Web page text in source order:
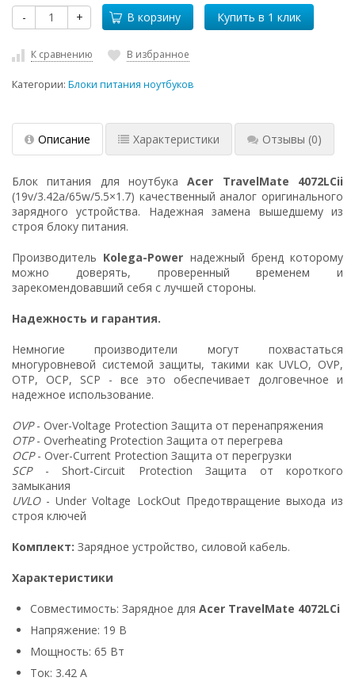
- + В корзину
К сравнению В избранное
Категории: Блоки питания ноутбуков
Описание Характеристики Отзывы (0)
Блок питания для ноутбукаAcer TravelMate 4072LCii
(19v/3.42a/65w/5.5×1.7) качественный аналог оригинального
зарядного устройства. Надежная замена вышедшему из
строя блоку питания.
Производитель Kolega-Power надежный бренд которому
можно доверять, проверенный временем и
зарекомендовавший себя с лучшей стороны.
Надежность и гарантия.
Немногие производители могут похвастаться
многуровневой системой защиты, такими как UVLO, OVP,
OTP, OCP, SCP - все это обеспечивает долговечное и
надежное использование.
OVP- Over-Voltage Protection Защита от перенапряжения
OTP- Overheating Protection Защита от перегрева
OCP- Over-Current Protection Защита от перегрузки
SCP- Short-Circuit Protection Защита от короткого
замыкания
UVLO- Under Voltage LockOut Предотвращение выхода из
строя ключей
Комплект: Зарядное устройство, силовой кабель.
Характеристики
Совместимость: Зарядное для Acer TravelMate 4072LCi
Напряжение: 19 В
Мощность: 65 Вт
Ток: 3.42 А